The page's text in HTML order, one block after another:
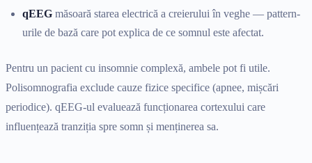
qEEG măsoară starea electrică a creierului în veghe — pattern-
urile de bază care pot explica de ce somnul este afectat.
Pentru un pacient cu insomnie complexă, ambele pot fi utile.
Polisomnografia exclude cauze fizice specifice (apnee, mișcări
periodice). qEEG-ul evaluează funcționarea cortexului care
influențează tranziția spre somn și menținerea sa.